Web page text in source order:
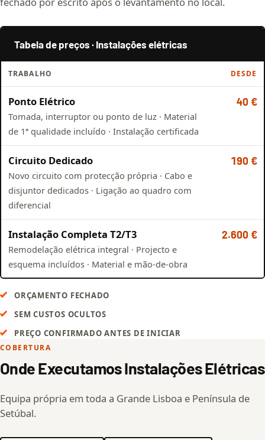
Tabela de preços · Instalações elétricas
TRABALHO DESDE
Ponto Elétrico
Tomada, interruptor ou ponto de luz · Material
de 1ª qualidade incluído · Instalação certificada
40 €
Circuito Dedicado
Novo circuito com protecção própria · Cabo e
disjuntor dedicados · Ligação ao quadro com
diferencial
190 €
Instalação Completa T2/T3
Remodelação elétrica integral · Projecto e
esquema incluídos · Material e mão-de-obra
2.600 €
ORÇAMENTO FECHADO
SEM CUSTOS OCULTOS
PREÇO CONFIRMADO ANTES DE INICIAR
COBERTURA
Onde Executamos Instalações Elétricas
Equipa própria em toda a Grande Lisboa e Península de
Setúbal.